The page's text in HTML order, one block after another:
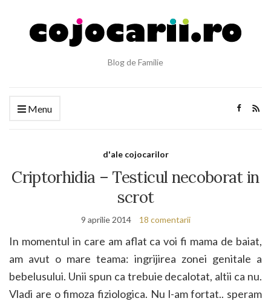
Blog de Familie
Menu
d'ale cojocarilor
Criptorhidia – Testicul necoborat in
scrot
9 aprilie 2014 18 comentarii
In momentul in care am aflat ca voi fi mama de baiat,
am avut o mare teama: ingrijirea zonei genitale a
bebelusului. Unii spun ca trebuie decalotat, altii ca nu.
Vladi are o fimoza fiziologica. Nu l-am fortat.. speram